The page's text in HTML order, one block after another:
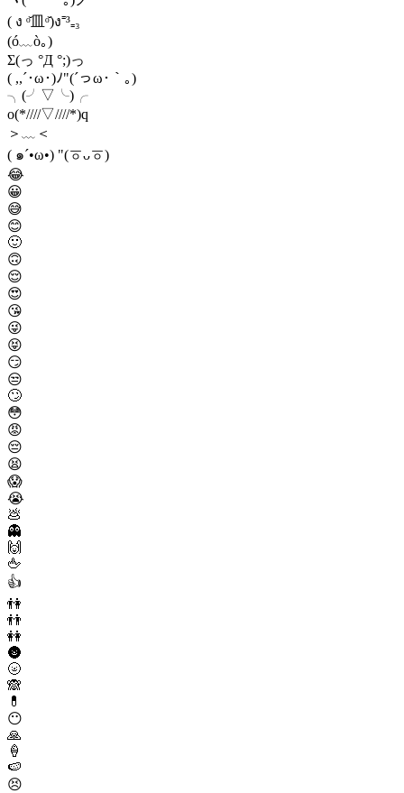
( ง ᵒ̌皿ᵒ̌)ง⁼³₌₃
(ó﹏ò｡)
Σ(っ °Д °;)っ
( ,,´･ω･)ﾉ"(´っω･｀｡)
╮(╯▽╰)╭
o(*////▽////*)q
＞﹏＜
( ๑´•ω•) "(ㆆᴗㆆ)
😂
😀
😅
😊
🙂
🙃
😌
😍
😘
😜
😝
😏
😒
🙄
😳
😡
😔
😫
😱
😭
💩
👻
🙌
🖕
👍
👫
👬
👭
🌚
🌝
🙈
💊
😶
🙏
🍦
🍉
😣